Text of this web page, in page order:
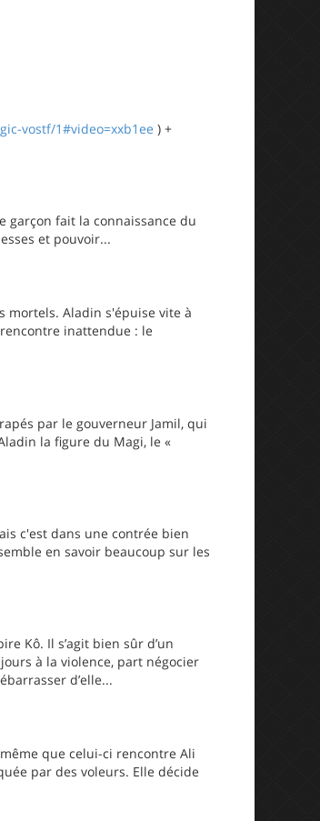
vostf/1#video=xxb1ee ) +
garçon fait la connaissance du
et pouvoir...
mortels. Aladin s'épuise vite à
inattendue : le
par le gouverneur Jamil, qui
la figure du Magi, le «
c'est dans une contrée bien
en savoir beaucoup sur les
Kô. Il s’agit bien sûr d’un
à la violence, part négocier
d’elle...
que celui-ci rencontre Ali
par des voleurs. Elle décide